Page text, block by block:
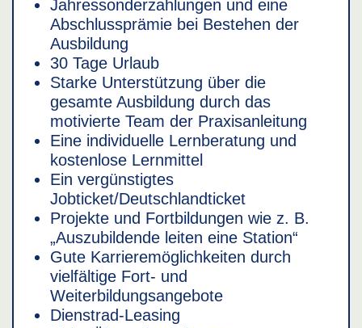
Jahressonderzahlungen und eine
Abschlussprämie bei Bestehen der
Ausbildung
30 Tage Urlaub
Starke Unterstützung über die
gesamte Ausbildung durch das
motivierte Team der Praxisanleitung
Eine individuelle Lernberatung und
kostenlose Lernmittel
Ein vergünstigtes
Jobticket/Deutschlandticket
Projekte und Fortbildungen wie z. B.
„Auszubildende leiten eine Station“
Gute Karrieremöglichkeiten durch
vielfältige Fort- und
Weiterbildungsangebote
Dienstrad-Leasing